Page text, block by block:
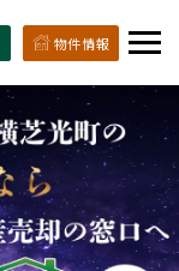
物件情報